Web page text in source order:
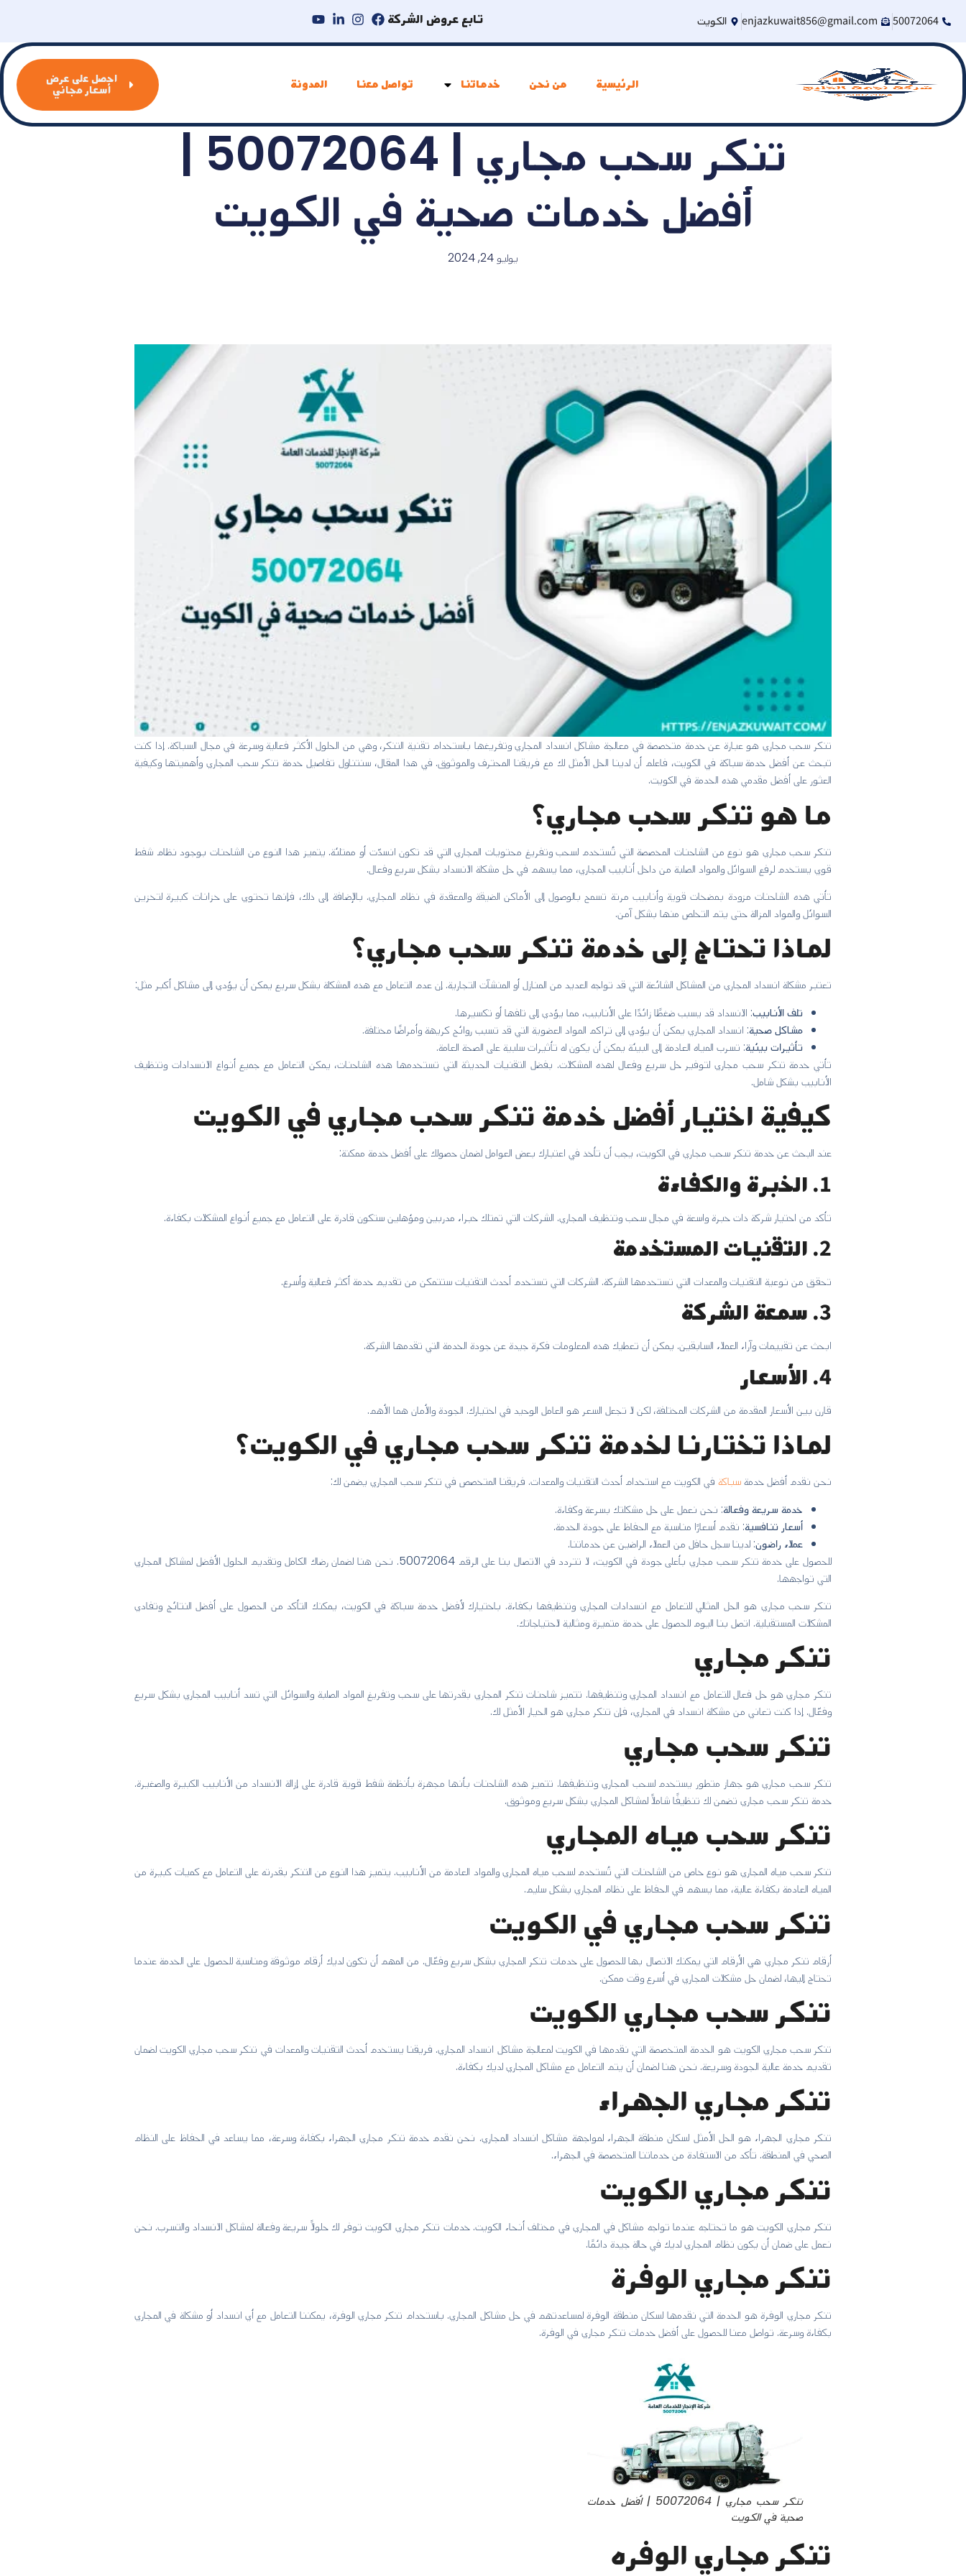
50072064
enjazkuwait856@gmail.com الكويت تابع عروض الشركة
الرئيسية من نحن خدماتنا تواصل معنا المدونة احصل على عرض
أسعار مجاني
تنكر سحب مجاري | 50072064 |
أفضل خدمات صحية في الكويت
يوليو 24, 2024
تنكر سحب مجاري هو عبارة عن خدمة متخصصة في معالجة مشاكل انسداد المجاري وتفريغها باستخدام تقنية التنكر، وهي من الحلول الأكثر فعالية وسرعة في مجال السباكة. إذا كنت
تبحث عن أفضل خدمة سباكة في الكويت، فاعلم أن لدينا الحل الأمثل لك مع فريقنا المحترف والموثوق. في هذا المقال، سنتناول تفاصيل خدمة تنكر سحب المجاري وأهميتها وكيفية
العثور على أفضل مقدمي هذه الخدمة في الكويت.
ما هو تنكر سحب مجاري؟
تنكر سحب مجاري هو نوع من الشاحنات المخصصة التي تُستخدم لسحب وتفريغ محتويات المجاري التي قد تكون انسدّت أو ممتلئة. يتميز هذا النوع من الشاحنات بوجود نظام شفط
قوي يستخدم لرفع السوائل والمواد الصلبة من داخل أنابيب المجاري، مما يسهم في حل مشكلة الانسداد بشكل سريع وفعال.
تأتي هذه الشاحنات مزودة بمضخات قوية وأنابيب مرنة تسمح بالوصول إلى الأماكن الضيقة والمعقدة في نظام المجاري. بالإضافة إلى ذلك، فإنها تحتوي على خزانات كبيرة لتخزين
السوائل والمواد المزالة حتى يتم التخلص منها بشكل آمن.
لماذا تحتاج إلى خدمة تنكر سحب مجاري؟
تعتبر مشكلة انسداد المجاري من المشاكل الشائعة التي قد تواجه العديد من المنازل أو المنشآت التجارية. إن عدم التعامل مع هذه المشكلة بشكل سريع يمكن أن يؤدي إلى مشاكل أكبر مثل:
تلف الأنابيب: الانسداد قد يسبب ضغطًا زائدًا على الأنابيب، مما يؤدي إلى تلفها أو تكسيرها.
مشاكل صحية: انسداد المجاري يمكن أن يؤدي إلى تراكم المواد العضوية التي قد تسبب روائح كريهة وأمراضًا مختلفة.
تأثيرات بيئية: تسرب المياه العادمة إلى البيئة يمكن أن يكون له تأثيرات سلبية على الصحة العامة.
تأتي خدمة تنكر سحب مجاري لتوفير حل سريع وفعال لهذه المشكلات. بفضل التقنيات الحديثة التي تستخدمها هذه الشاحنات، يمكن التعامل مع جميع أنواع الانسدادات وتنظيف
الأنابيب بشكل شامل.
كيفية اختيار أفضل خدمة تنكر سحب مجاري في الكويت
عند البحث عن خدمة تنكر سحب مجاري في الكويت، يجب أن تأخذ في اعتبارك بعض العوامل لضمان حصولك على أفضل خدمة ممكنة:
1. الخبرة والكفاءة
تأكد من اختيار شركة ذات خبرة واسعة في مجال سحب وتنظيف المجاري. الشركات التي تمتلك خبراء مدربين ومؤهلين ستكون قادرة على التعامل مع جميع أنواع المشكلات بكفاءة.
2. التقنيات المستخدمة
تحقق من نوعية التقنيات والمعدات التي تستخدمها الشركة. الشركات التي تستخدم أحدث التقنيات ستتمكن من تقديم خدمة أكثر فعالية وأسرع.
3. سمعة الشركة
ابحث عن تقييمات وآراء العملاء السابقين. يمكن أن تعطيك هذه المعلومات فكرة جيدة عن جودة الخدمة التي تقدمها الشركة.
4. الأسعار
قارن بين الأسعار المقدمة من الشركات المختلفة، لكن لا تجعل السعر هو العامل الوحيد في اختيارك. الجودة والأمان هما الأهم.
لماذا تختارنا لخدمة تنكر سحب مجاري في الكويت؟
نحن نقدم أفضل خدمةسباكة في الكويت مع استخدام أحدث التقنيات والمعدات. فريقنا المتخصص في تنكر سحب المجاري يضمن لك:
خدمة سريعة وفعالة: نحن نعمل على حل مشكلتك بسرعة وكفاءة.
أسعار تنافسية: نقدم أسعارًا مناسبة مع الحفاظ على جودة الخدمة.
عملاء راضون: لدينا سجل حافل من العملاء الراضين عن خدماتنا.
للحصول على خدمة تنكر سحب مجاري بأعلى جودة في الكويت، لا تتردد في الاتصال بنا على الرقم 50072064. نحن هنا لضمان رضاك الكامل وتقديم الحلول الأفضل لمشاكل المجاري
التي تواجهها.
تنكر سحب مجاري هو الحل المثالي للتعامل مع انسدادات المجاري وتنظيفها بكفاءة. باختيارك لأفضل خدمة سباكة في الكويت، يمكنك التأكد من الحصول على أفضل النتائج وتفادي
المشكلات المستقبلية. اتصل بنا اليوم للحصول على خدمة متميزة ومثالية لاحتياجاتك.
تنكر مجاري
تنكر مجاري هو حل فعال للتعامل مع انسداد المجاري وتنظيفها. تتميز شاحنات تنكر المجاري بقدرتها على سحب وتفريغ المواد الصلبة والسوائل التي تسد أنابيب المجاري بشكل سريع
وفعّال. إذا كنت تعاني من مشكلة انسداد في المجاري، فإن تنكر مجاري هو الخيار الأمثل لك.
تنكر سحب مجاري
تنكر سحب مجاري هو جهاز متطور يستخدم لسحب المجاري وتنظيفها. تتميز هذه الشاحنات بأنها مجهزة بأنظمة شفط قوية قادرة على إزالة الانسداد من الأنابيب الكبيرة والصغيرة.
خدمة تنكر سحب مجاري تضمن لك تنظيفًا شاملاً لمشاكل المجاري بشكل سريع وموثوق.
تنكر سحب مياه المجاري
تنكر سحب مياه المجاري هو نوع خاص من الشاحنات التي تُستخدم لسحب مياه المجاري والمواد العادمة من الأنابيب. يتميز هذا النوع من التنكر بقدرته على التعامل مع كميات كبيرة من
المياه العادمة بكفاءة عالية، مما يسهم في الحفاظ على نظام المجاري بشكل سليم.
تنكر سحب مجاري في الكويت
أرقام تنكر مجاري هي الأرقام التي يمكنك الاتصال بها للحصول على خدمات تنكر المجاري بشكل سريع وفعّال. من المهم أن تكون لديك أرقام موثوقة ومناسبة للحصول على الخدمة عندما
تحتاج إليها، لضمان حل مشكلات المجاري في أسرع وقت ممكن.
تنكر سحب مجاري الكويت
تنكر سحب مجاري الكويت هو الخدمة المتخصصة التي نقدمها في الكويت لمعالجة مشاكل انسداد المجاري. فريقنا يستخدم أحدث التقنيات والمعدات في تنكر سحب مجاري الكويت لضمان
تقديم خدمة عالية الجودة وسريعة. نحن هنا لضمان أن يتم التعامل مع مشاكل المجاري لديك بكفاءة.
تنكر مجاري الجهراء
تنكر مجاري الجهراء هو الحل الأمثل لسكان منطقة الجهراء لمواجهة مشاكل انسداد المجاري. نحن نقدم خدمة تنكر مجاري الجهراء بكفاءة وسرعة، مما يساعد في الحفاظ على النظام
الصحي في المنطقة. تأكد من الاستفادة من خدماتنا المتخصصة في الجهراء.
تنكر مجاري الكويت
تنكر مجاري الكويت هو ما تحتاجه عندما تواجه مشاكل في المجاري في مختلف أنحاء الكويت. خدمات تنكر مجاري الكويت توفر لك حلولاً سريعة وفعالة لمشاكل الانسداد والتسرب. نحن
نعمل على ضمان أن يكون نظام المجاري لديك في حالة جيدة دائمًا.
تنكر مجاري الوفرة
تنكر مجاري الوفرة هو الخدمة التي نقدمها لسكان منطقة الوفرة لمساعدتهم في حل مشاكل المجاري. باستخدام تنكر مجاري الوفرة، يمكننا التعامل مع أي انسداد أو مشكلة في المجاري
بكفاءة وسرعة. تواصل معنا للحصول على أفضل خدمات تنكر مجاري في الوفرة.
تنكر سحب مجاري | 50072064 | أفضل خدمات
صحية في الكويت
تنكر مجاري الوفره